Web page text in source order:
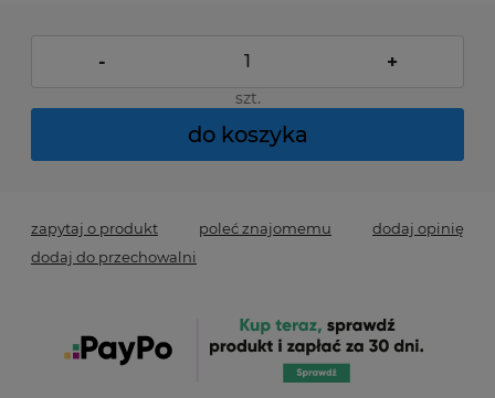
- +
szt.
do koszyka
zapytaj o produkt poleć znajomemu
dodaj opinię
dodaj do przechowalni